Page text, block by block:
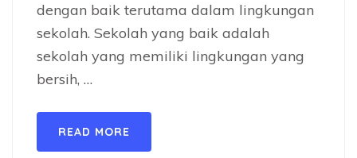
dengan baik terutama dalam lingkungan
sekolah. Sekolah yang baik adalah
sekolah yang memiliki lingkungan yang
bersih, …
READ MORE